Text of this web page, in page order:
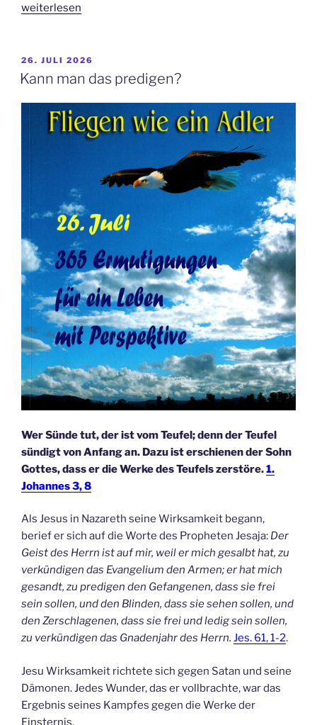
„Präzise,
Uhrwerk“
weiterlesen
VERÖFFENTLICHT
AM
26. JULI 2026
Kann man das predigen?
Wer Sünde tut, der ist vom Teufel; denn der Teufel
sündigt von Anfang an. Dazu ist erschienen der Sohn
Gottes, dass er die Werke des Teufels zerstöre.1.
Johannes 3, 8
Als Jesus in Nazareth seine Wirksamkeit begann,
berief er sich auf die Worte des Propheten Jesaja: Der
Geist des Herrn ist auf mir, weil er mich gesalbt hat, zu
verkündigen das Evangelium den Armen; er hat mich
gesandt, zu predigen den Gefangenen, dass sie frei
sein sollen, und den Blinden, dass sie sehen sollen, und
den Zerschlagenen, dass sie frei und ledig sein sollen,
zu verkündigen das Gnadenjahr des Herrn. Jes. 61, 1-2.
Jesu Wirksamkeit richtete sich gegen Satan und seine
Dämonen. Jedes Wunder, das er vollbrachte, war das
Ergebnis seines Kampfes gegen die Werke der
Finsternis.